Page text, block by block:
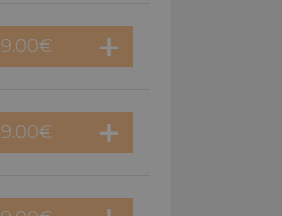
9.00€
9.00€